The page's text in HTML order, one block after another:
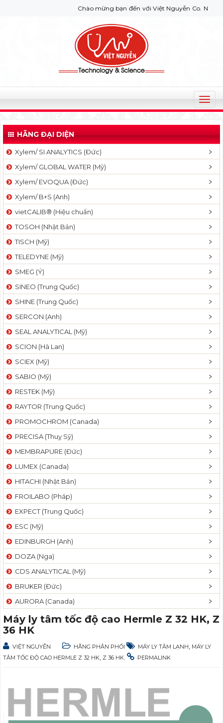
Chào mừng bạn đến với Việt Nguyễn Co. Nếu bạn
T
o
g
l
v
a
t
n
HÃNG ĐẠI DIỆN
Xylem/ SI ANALYTICS (Đức)
Xylem/ GLOBAL WATER (Mỹ)
Xylem/ EVOQUA (Đức)
Xylem/ B+S (Anh)
vietCALIB® (Hiệu chuẩn)
TOSOH (Nhật Bản)
TISCH (Mỹ)
TELEDYNE (Mỹ)
SMEG (Ý)
SINEO (Trung Quốc)
SHINE (Trung Quốc)
SERCON (Anh)
SEAL ANALYTICAL (Mỹ)
SCION (Hà Lan)
SCIEX (Mỹ)
SABIO (Mỹ)
RESTEK (Mỹ)
RAYTOR (Trung Quốc)
PROMOCHROM (Canada)
PRECISA (Thuỵ Sỹ)
MEMBRAPURE (Đức)
LUMEX (Canada)
HITACHI (Nhật Bản)
FROILABO (Pháp)
EXPECT (Trung Quốc)
ESC (Mỹ)
EDINBURGH (Anh)
DOZA (Nga)
CDS ANALYTICAL (Mỹ)
BRUKER (Đức)
AURORA (Canada)
Máy ly tâm tốc độ cao Hermle Z 32 HK, Z
36 HK
VIỆT NGUYỄN HÃNG PHÂN PHỐI MÁY LY TÂM LẠNH MÁY LY
TÂM TỐC ĐỘ CAO HERMLE Z 32 HK Z 36 HK PERMALINK